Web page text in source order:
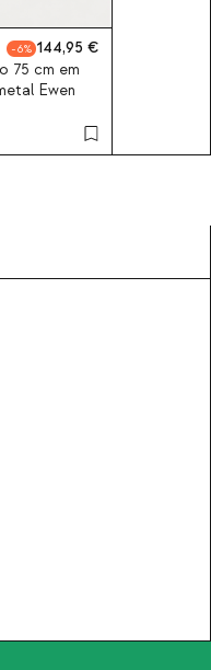
6
144,95
75 cm em
Ewen